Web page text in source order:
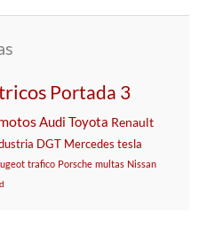
Portada 3
Audi Toyota Renault
DGT Mercedes tesla
trafico Porsche multas Nissan